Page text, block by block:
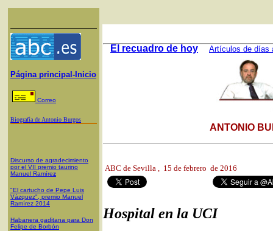
Página principal-Inicio
Correo
Biografía de Antonio Burgos
Discurso de agradecimiento
por el VII premio taurino
Manuel Ramírez
"El cartucho de Pepe Luis
Vázquez", premio Manuel
Ramírez 2014
Habanera gaditana para Don
Felipe de Borbón
El recuadro de hoy Artículos de días
ANTONIO
ABC de Sevilla , 15 de febrero de 2016
Hospital en la UCI